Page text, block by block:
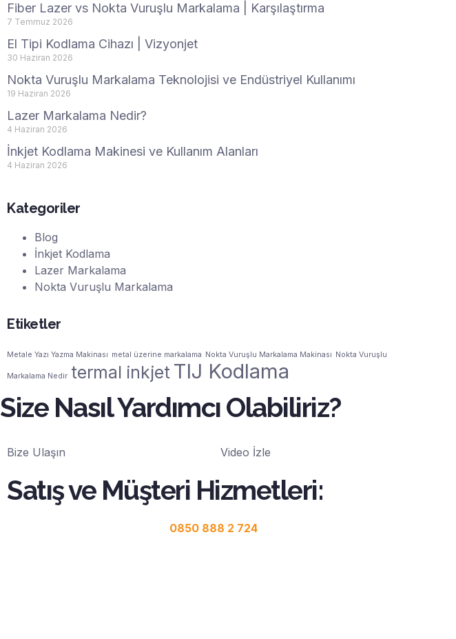
Fiber Lazer vs Nokta Vuruşlu Markalama | Karşılaştırma
7 Temmuz 2026
El Tipi Kodlama Cihazı | Vizyonjet
30 Haziran 2026
Nokta Vuruşlu Markalama Teknolojisi ve Endüstriyel Kullanımı
19 Haziran 2026
Lazer Markalama Nedir?
4 Haziran 2026
İnkjet Kodlama Makinesi ve Kullanım Alanları
4 Haziran 2026
Kategoriler
Blog
İnkjet Kodlama
Lazer Markalama
Nokta Vuruşlu Markalama
Etiketler
Metale Yazı Yazma Makinası metal üzerine markalama Nokta Vuruşlu Markalama Makinası Nokta Vuruşlu
Markalama Nedir termal inkjet TIJ Kodlama
Size Nasıl Yardımcı Olabiliriz?
Bize Ulaşın Video İzle
Satış ve Müşteri Hizmetleri:
0850 888 2 724